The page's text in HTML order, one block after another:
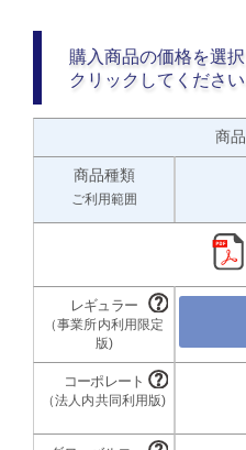
購入商品の価格を選
クリックしてください
商
商品種類
ご利用範囲